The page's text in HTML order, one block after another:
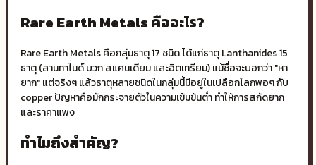
Rare Earth Metals คืออะไร?
Rare Earth Metals คือกลุ่มธาตุ 17 ชนิด ได้แก่ธาตุ Lanthanides 15
ธาตุ (ลานทาไนด์ บวก สแคนเดียม และอิตเทรียม) แม้ชื่อจะบอกว่า "หา
ยาก" แต่จริงๆ แล้วธาตุหลายชนิดในกลุ่มนี้มีอยู่ในเปลือกโลกพอๆ กับ
copper ปัญหาคือมักกระจายตัวในความเข้มข้นต่ำ ทำให้การสกัดยาก
และราคาแพง
ทำไมถึงสำคัญ?